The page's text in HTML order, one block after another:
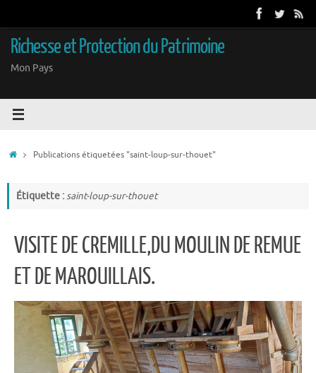
contenu
Richesse et Protection du Patrimoine
Mon Pays
AccueilPublications étiquetées "saint-loup-sur-thouet"
Étiquette :saint-loup-sur-thouet
VISITE DE CREMILLE,DU MOULIN DE REMUE
ET DE MAROUILLAIS.